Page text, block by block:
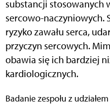
substancji stosowanych
sercowo-naczyniowych.
ryzyko zawału serca,
przyczyn sercowych.
obawia się ich bardziej
kardiologicznych.
Badanie zespołu z udziałem naukowców z Uniwersytetu